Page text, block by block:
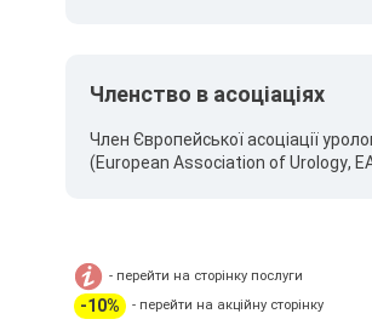
Членство в асоціаціях
Член Європейської асоціації
(European Association of Urology,
- перейти на сторінку послуги
-10%
- перейти на акційну сторінку